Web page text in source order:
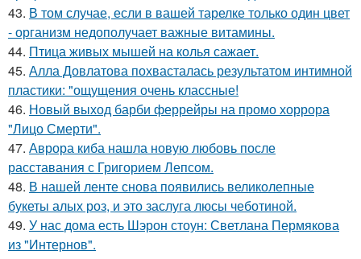
43. В том случае, если в вашей тарелке только один цвет
- организм недополучает важные витамины.
44. Птица живых мышей на колья сажает.
45. Алла Довлатова похвасталась результатом интимной
пластики: "ощущения очень классные!
46. Новый выход барби феррейры на промо хоррора
"Лицо Смерти".
47. Аврора киба нашла новую любовь после
расставания с Григорием Лепсом.
48. В нашей ленте снова появились великолепные
букеты алых роз, и это заслуга люсы чеботиной.
49. У нас дома есть Шэрон стоун: Светлана Пермякова
из "Интернов".